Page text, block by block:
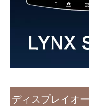
ディスプレイオ